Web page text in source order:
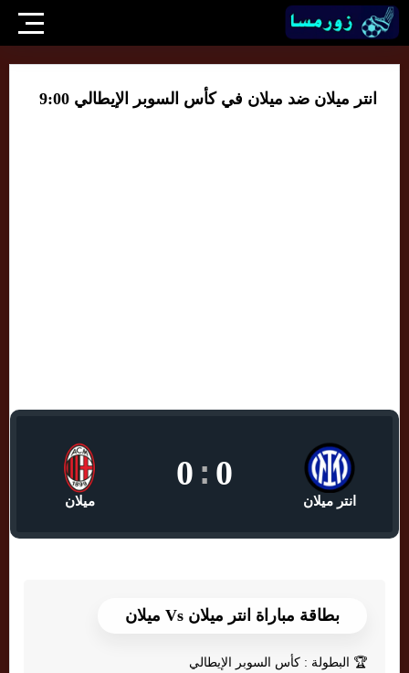
انتر ميلان ضد ميلان في كأس السوبر الإيطالي 9:00
انتر ميلان
0
:
0
ميلان
بطاقة مباراة انتر ميلان Vs ميلان
🏆 البطولة : كأس السوبر الإيطالي